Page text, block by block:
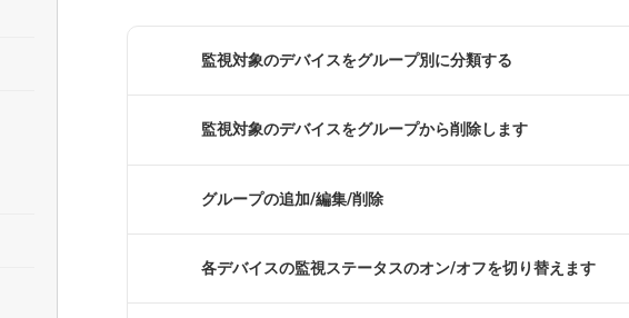
監視対象のデバイスをグループ別に分類する
監視対象のデバイスをグループから削除します
グループの追加/編集/削除
各デバイスの監視ステータスのオン/オフを切り替えます